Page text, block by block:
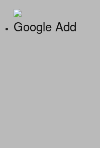
Google Add